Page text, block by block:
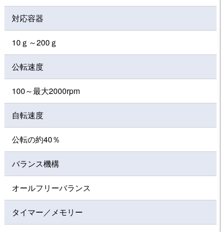
対応容器
10ｇ～200ｇ
公転速度
100～最大2000rpm
自転速度
公転の約40％
バランス機構
オールフリーバランス
タイマー／メモリー